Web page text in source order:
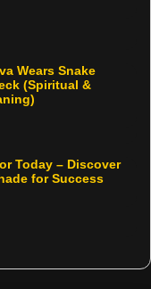
Wears Snake
(Spiritual &
Today – Discover
for Success